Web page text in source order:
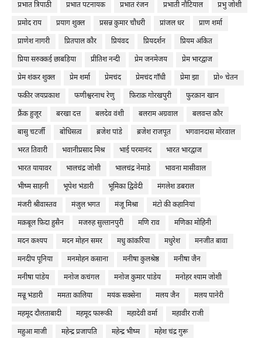
प्रभात त्रिपाठी
प्रभात पटनायक प्रभात रंजन प्रभाती नौटियाल
प्रभु जोशी
प्रमोद राय
प्रयाग शुक्ल प्रसन्न कुमार चौधरी प्रांजल धर
प्राण शर्मा
प्राणेश नागरी
प्रितपाल कौर प्रियंवद प्रियदर्शन
प्रियम अंकित
प्रिया सरुक्कई छाबड़िया
प्रीतिश नन्दी प्रेम जनमेजय
प्रेम भारद्वाज
प्रेम शंकर शुक्ल
प्रेम शर्मा प्रेमचंद प्रेमचंद गाँधी प्रेमा झा
प्रो० चेतन
फकीर जयप्रकाश
फणीश्वरनाथ रेणु फ़िराक़ गोरखपुरी
फुरक़ान खान
फ्रैंक हुजूर
बरखा दत्त बलदेव वंशी बलराम अग्रवाल
बलवन्त कौर
बासु चटर्जी
बोधिसत्व ब्रजेश पांडे ब्रजेश राजपूत
भगवानदास मोरवाल
भरत तिवारी
भवानीप्रसाद मिश्र भाई परमानंद
भारत भारद्वाज
भारत यायावर
भालचंद्र जोशी भालचंद्र नेमाडे
भावना मासीवाल
भीष्म साहनी
भूपेश भंडारी भूमिका द्विवेदी
मंगलेश डबराल
मंजरी श्रीवास्तव
मंजुल भगत मंजू मिश्रा
मंटो की कहानियां
मक़बूल फ़िदा हुसैन
मजरुह सुल्तानपुरी मणि राव
मणिका मोहिनी
मदन कश्यप
मदन मोहन समर मधु कांकरिया मधुरेश
मनजीत बावा
मनदीप पूनिया
मनमोहन कसाना मनीषा कुलश्रेष्ठ
मनीषा जैन
मनीषा पांडेय
मनोज कचंगल मनोज कुमार पांडेय
मनोहर श्याम जोशी
मन्नू भंडारी
ममता कालिया मयंक सक्सेना मलय जैन
मलय पानेरी
महमूद दौलताबादी
महमूद फारूकी महादेवी वर्मा
महावीर राजी
महुआ माजी
महेन्द्र प्रजापति महेन्द्र भीष्म
महेश चंद्र गुरू